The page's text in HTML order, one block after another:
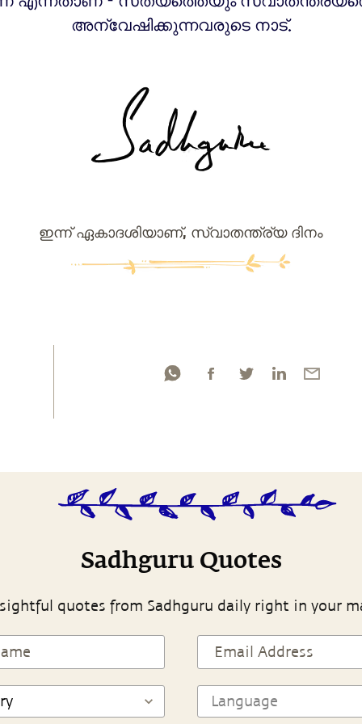
അന്വേഷിക്കുന്നവരുടെ നാട്.
ഇന്ന് ഏകാദശിയാണ്, സ്വാതന്ത്ര്യ ദിനം
Sadhguru Quotes
quotes from Sadhguru daily right in your